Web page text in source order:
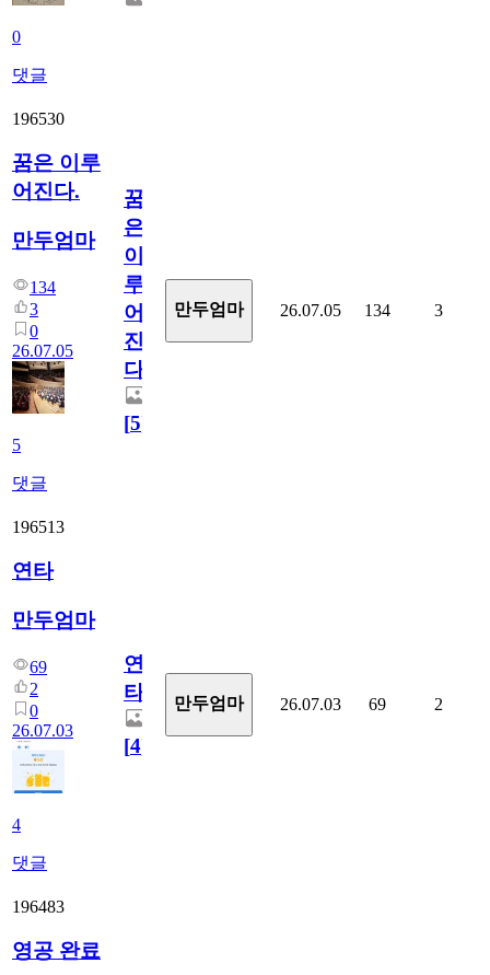
0
댓글
196530
꿈은 이루
어진다.
만두엄마
134
3
0
26.07.05
5
댓글
꿈
은
이
루
어
진
다.
[5]
만두엄마 26.07.05 134 3
196513
연타
만두엄마
69
2
0
26.07.03
4
댓글
연
타
[4]
만두엄마 26.07.03 69 2
196483
영공 완료